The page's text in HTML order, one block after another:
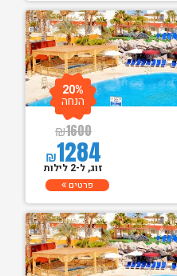
₪1600
₪1284
20%
הנחה
זוג, ל-2 לילות
פרטים